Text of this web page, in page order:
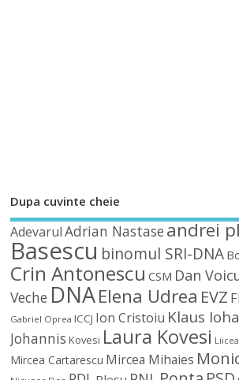
Dupa cuvinte cheie
Adevarul Adrian Nastaseandrei
Basescu binomul SRI-DNA
Crin Antonescu CSM Dan
Veche DNAElena Udrea EVZ
Gabriel Oprea ICCJ Ion Cristoiu Klaus
Johannis Kovesi Laura Kovesi
Mircea Cartarescu Mircea Mihaies